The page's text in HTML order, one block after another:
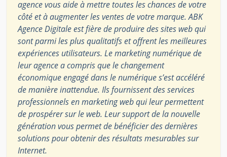
agence vous aide à mettre toutes les chances de votre
côté et à augmenter les ventes de votre marque. ABK
Agence Digitale est fière de produire des sites web qui
sont parmi les plus qualitatifs et offrent les meilleures
expériences utilisateurs. Le marketing numérique de
leur agence a compris que le changement
économique engagé dans le numérique s’est accéléré
de manière inattendue. Ils fournissent des services
professionnels en marketing web qui leur permettent
de prospérer sur le web. Leur support de la nouvelle
génération vous permet de bénéficier des dernières
solutions pour obtenir des résultats mesurables sur
Internet.